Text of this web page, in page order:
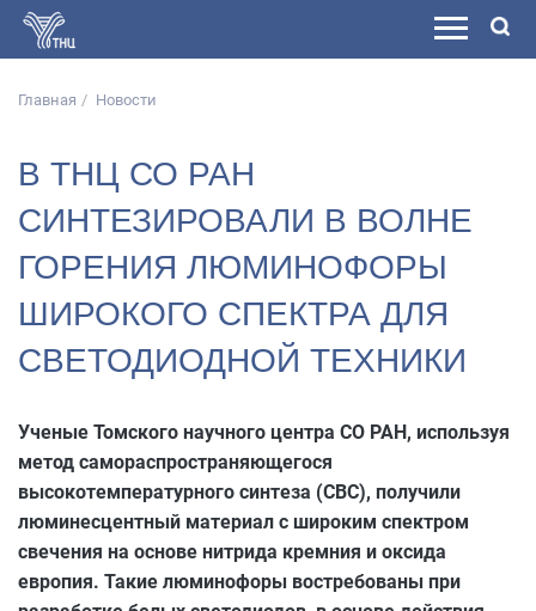
Главная Новости
В ТНЦ СО РАН
СИНТЕЗИРОВАЛИ В ВОЛНЕ
ГОРЕНИЯ ЛЮМИНОФОРЫ
ШИРОКОГО СПЕКТРА ДЛЯ
СВЕТОДИОДНОЙ ТЕХНИКИ
Ученые Томского научного центра СО РАН, используя
метод самораспространяющегося
высокотемпературного синтеза (СВС), получили
люминесцентный материал с широким спектром
свечения на основе нитрида кремния и оксида
европия. Такие люминофоры востребованы при